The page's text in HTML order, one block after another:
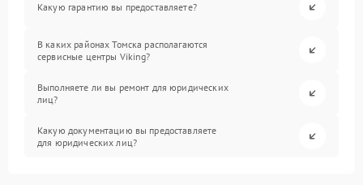
Какую гарантию вы предоставляете?
В каких районах Томска располагаются
сервисные центры Viking?
Выполняете ли вы ремонт для юридических
лиц?
Какую документацию вы предоставляете
для юридических лиц?